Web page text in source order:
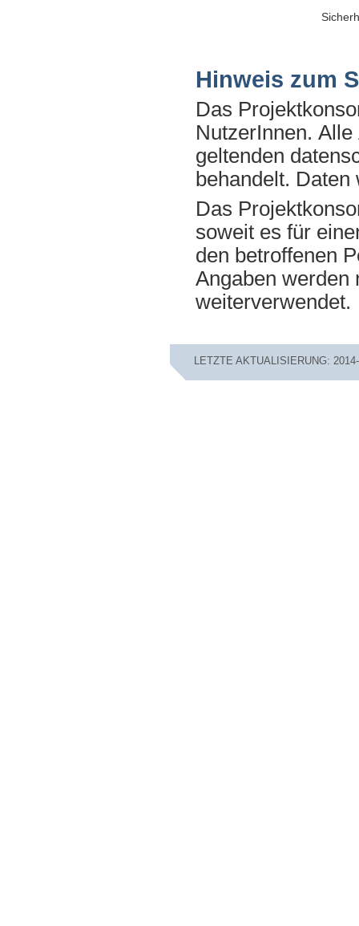
Hinweis zum
Das
NutzerInnen.
geltenden
behandelt.
Das
soweit es für
den betroffenen
Angaben werden
weiterverwendet.
LETZTE AKTUALISIERUNG: